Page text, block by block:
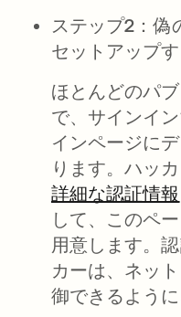
ステップ2：偽
セットアップす
ほとんどのパ
で、サインイ
インページに
ります。ハッ
詳細な認証情報
して、このペ
用意します。
カーは、ネッ
御できるように